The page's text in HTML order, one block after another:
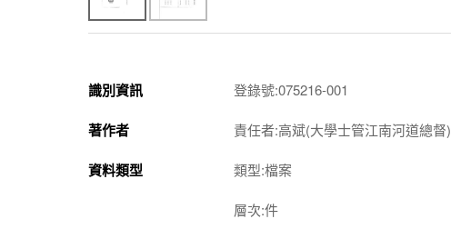
識別資訊 登錄號:075216-001
著作者 責任者:高斌(大學士管江南河道總督)
資料類型 類型:檔案
層次:件